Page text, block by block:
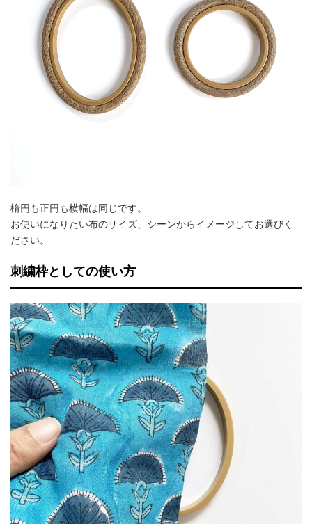
楕円も正円も横幅は同じです。
お使いになりたい布のサイズ、シーンからイメージしてお選びく
ださい。
刺繍枠としての使い方